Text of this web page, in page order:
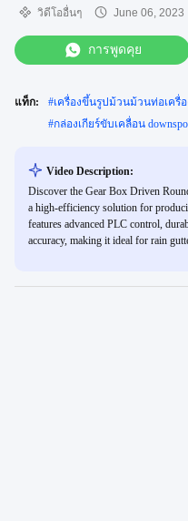
วิดีโออื่นๆ June 06, 2023
การพูดคุย
แท็ก: #เครื่องขึ้นรูปม้วนม้วนท่อเครื่
#กล่องเกียร์ขับเคลื่อน
Video Description:
Discover the Gear Box Driven
a high-efficiency solution for
features advanced PLC control,
accuracy, making it ideal for rain